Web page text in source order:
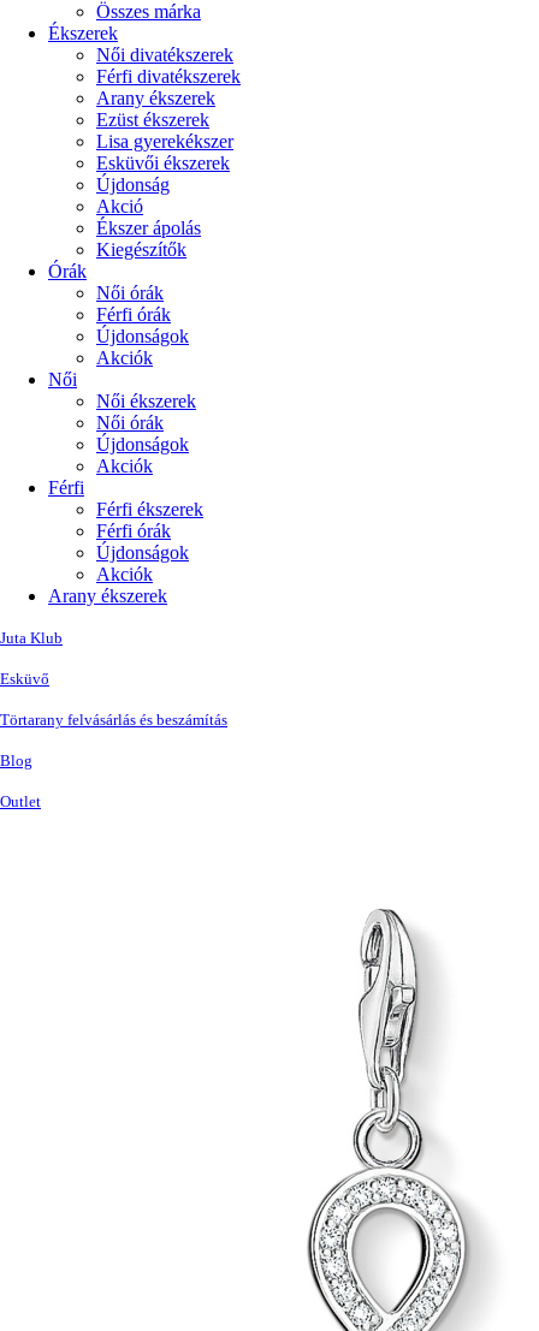
Összes márka
Ékszerek
Női divatékszerek
Férfi divatékszerek
Arany ékszerek
Ezüst ékszerek
Lisa gyerekékszer
Esküvői ékszerek
Újdonság
Akció
Ékszer ápolás
Kiegészítők
Órák
Női órák
Férfi órák
Újdonságok
Akciók
Női
Női ékszerek
Női órák
Újdonságok
Akciók
Férfi
Férfi ékszerek
Férfi órák
Újdonságok
Akciók
Arany ékszerek
Juta Klub
Esküvő
Törtarany felvásárlás és beszámítás
Blog
Outlet